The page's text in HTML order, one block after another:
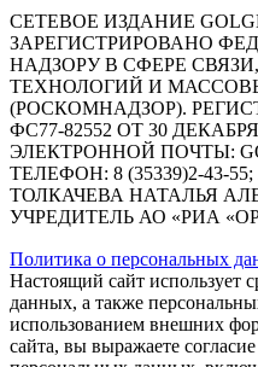
СЕТЕВОЕ ИЗДАНИЕ
ЗАРЕГИСТРИРОВАНО
НАДЗОРУ В СФЕРЕ
ТЕХНОЛОГИЙ И
(РОСКОМНАДЗОР).
ФС77-82552 ОТ 30
ЭЛЕКТРОННОЙ ПОЧТЫ:
ТЕЛЕФОН: 8 (35339)2-43-
ТОЛКАЧЕВА НАТАЛЬЯ
УЧРЕДИТЕЛЬ АО «РИА
Политика о персональных
Настоящий сайт использует
данных, а также
использованием внешних
сайта, вы выражаете